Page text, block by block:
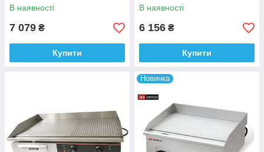
В наявності
7 079 ₴
Купити
В наявності
6 156 ₴
Купити
Новинка